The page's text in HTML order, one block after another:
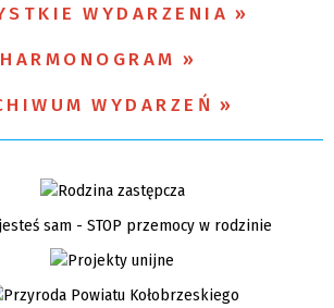
—
Miejsce
Organizator
WYDARZENIA
HARMONOGRAM
WYDARZEŃ